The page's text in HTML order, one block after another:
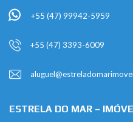
+55 (47) 99942-5959
+55 (47) 3393-6009
ESTRELA DO MAR –